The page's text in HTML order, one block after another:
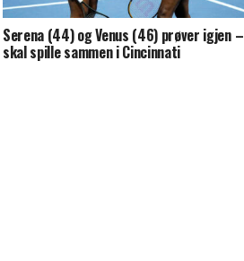
Serena (44) og Venus (46) prøver igjen –
skal spille sammen i Cincinnati